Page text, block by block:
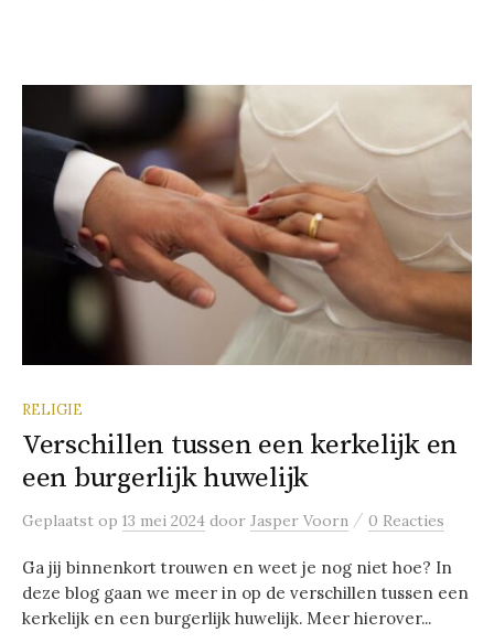
RELIGIE
Verschillen tussen een kerkelijk en
een burgerlijk huwelijk
Geplaatst op 13 mei 2024 door Jasper Voorn / 0 Reacties
Ga jij binnenkort trouwen en weet je nog niet hoe? In
deze blog gaan we meer in op de verschillen tussen een
kerkelijk en een burgerlijk huwelijk. Meer hierover...